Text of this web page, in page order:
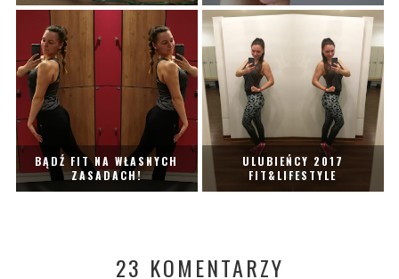
BĄDŹ FIT NA WŁASNYCH
ZASADACH!
ULUBIEŃCY 2017
FIT&LIFESTYLE
23 KOMENTARZY